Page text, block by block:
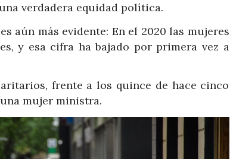
verdadera equidad política.
aún más evidente: En el 2020 las mujeres
y esa cifra ha bajado por primera vez a
frente a los quince de hace cinco
mujer ministra.